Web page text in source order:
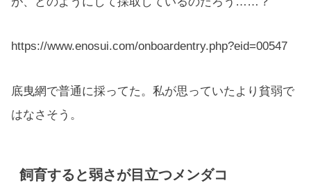
https://www.enosui.com/onboardentry.php?eid=00547
底曳網で普通に採ってた。私が思っていたより貧弱で
はなさそう。
飼育すると弱さが目立つメンダコ